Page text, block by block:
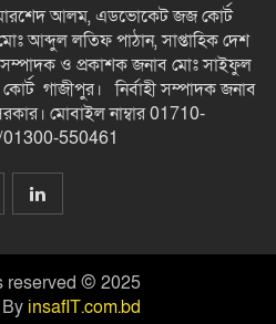
নেতা বাংলাদেশের মানবিক
চট্টগ্রাম-কক্সবাজারে
ধারাবাহিক কর্মসূচি: মাতারবাড়ি
পরিদর্শন বন্যাদুর্গতদের পাশে
প্রধানমন্ত্রী: মানবিক নেতা-
মোটরসাইকেলের ধাক্কায় প্রাণ
বৃদ্ধ ও কিশোরের,গুরুতর আহত আরও
গাজীপুর সংবাদ
৫ শত লিটার চুলাই মদসহ নারী
সদস্য গ্রেফতার-গাজীপুর সংবাদ
মোরশেদ আলম, এডভোকেট জজ কোর্ট
আব্দুল লতিফ পাঠান, সাপ্তাহিক দেশ
সম্পাদক ও প্রকাশক জনাব মোঃ সাইফুল
গাজীপুর। নির্বাহী সম্পাদক জনাব
মোবাইল নাম্বার 01710-
550461
reserved © 2025
insafIT.com.bd